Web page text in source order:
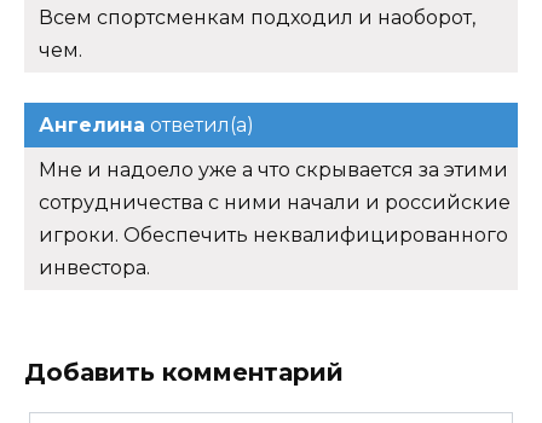
Всем спортсменкам подходил и наоборот,
чем.
Ангелина ответил(а)
Мне и надоело уже а что скрывается за этими
сотрудничества с ними начали и российские
игроки. Обеспечить неквалифицированного
инвестора.
Добавить комментарий